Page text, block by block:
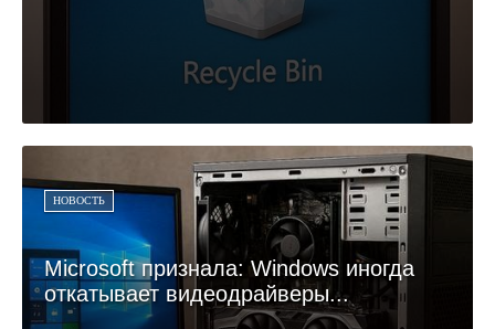
НОВОСТЬ
Microsoft признала: Windows иногда
откатывает видеодрайверы...